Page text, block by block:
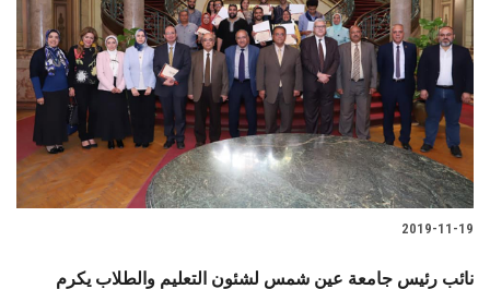
تواصل معنا
الطلاب
هيئة التدريس
الخريجين
2019-11-19
نائب رئيس جامعة عين شمس لشئون التعليم والطلاب يكرم